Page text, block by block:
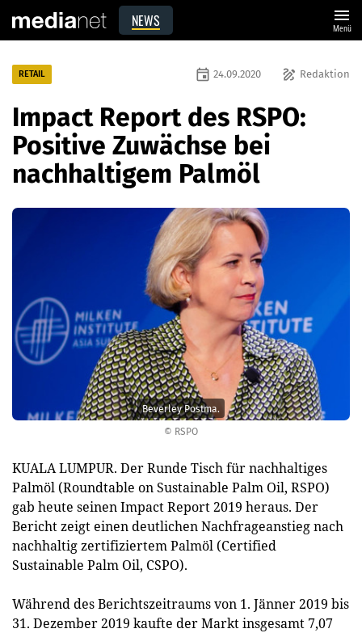
NEWS menu
Menü
© RSPO
Beverley Postma.
RETAIL draw Redaktion
event 24.09.2020
Impact Report des RSPO:
Positive Zuwächse bei
nachhaltigem Palmöl
KUALA LUMPUR. Der Runde Tisch für nachhaltiges
Palmöl (Roundtable on Sustainable Palm Oil, RSPO)
gab heute seinen Impact Report 2019 heraus. Der
Bericht zeigt einen deutlichen Nachfrageanstieg nach
nachhaltig zertifiziertem Palmöl (Certified
Sustainable Palm Oil, CSPO).
Während des Berichtszeitraums von 1. Jänner 2019 bis
31. Dezember 2019 kaufte der Markt insgesamt 7,07